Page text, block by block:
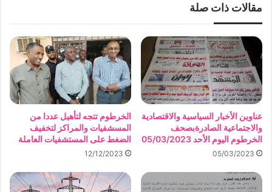
مقالات ذات صلة
عناوين الأخبار السياسية والاقتصادية
والاجتماعية الصادرةبصحف
الخرطوم اليوم الأحد 05/03/2023
05/03/2023
الخرطوم تتجه لتأهيل عددا من
المسشفيات والمراكز لتخفيف
الضغط على المستشفيات العاملة
12/12/2023